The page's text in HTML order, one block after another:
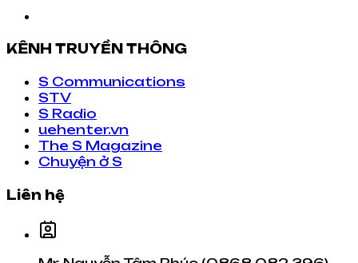
KÊNH TRUYỀN THÔNG
S Communications
STV
S Radio
uehenter.vn
The S Magazine
Chuyện ở S
Liên hệ